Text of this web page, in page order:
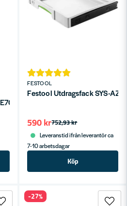
DE7033
FESTOOL
Festool Utdragsfack SYS-AZ
752,93 kr
590 kr
Leveranstid ifrån leverantör ca
7-10 arbetsdagar
Köp
-27%